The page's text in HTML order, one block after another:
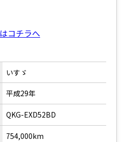
コチラへ
いすゞ
平成29年
QKG-EXD52BD
754,000km